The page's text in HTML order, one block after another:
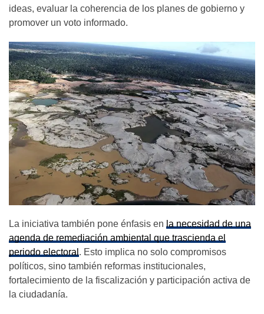
ideas, evaluar la coherencia de los planes de gobierno y
promover un voto informado.
La iniciativa también pone énfasis en la necesidad de una
agenda de remediación ambiental que trascienda el
periodo electoral. Esto implica no solo compromisos
políticos, sino también reformas institucionales,
fortalecimiento de la fiscalización y participación activa de
la ciudadanía.